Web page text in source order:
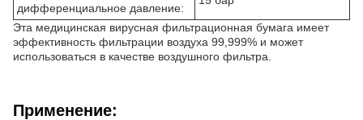
дифференциальное давление:
Эта медицинская вирусная фильтрационная бумага имеет
эффективность фильтрации воздуха 99,999% и может
использоваться в качестве воздушного фильтра.
Применение: